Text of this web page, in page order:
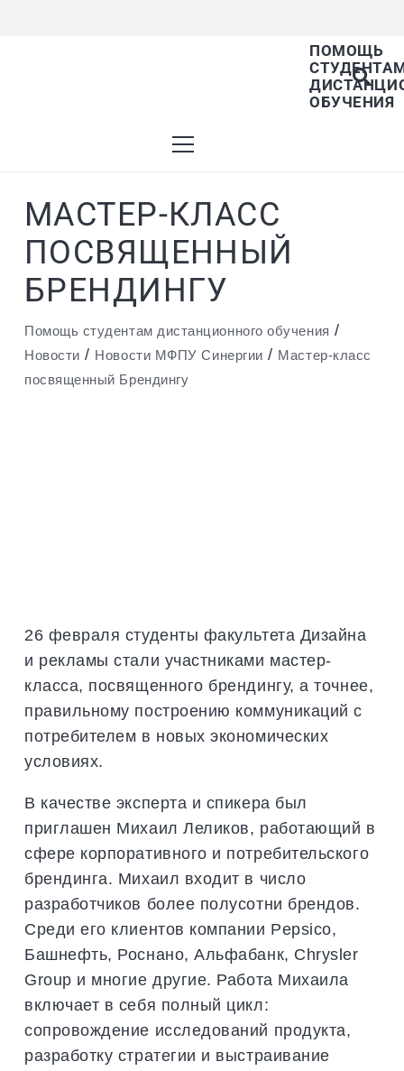
ПОМОЩЬ
ОБУЧЕНИЯ
списке найденных результатов используйте
вверх и вниз для выбора и Enter для
на нужную страницу. Если у вас
с тачскрином, используйте
МАСТЕР-КЛАСС
ПОСВЯЩЕННЫЙ
БРЕНДИНГУ
Помощь студентам дистанционного обучения /
Новости / Новости МФПУ Синергии / Мастер-класс
посвященный Брендингу
26 февраля студенты факультета Дизайна
и рекламы стали участниками мастер-
класса, посвященного брендингу, а точнее,
правильному построению коммуникаций с
потребителем в новых экономических
условиях.
В качестве эксперта и спикера был
приглашен Михаил Леликов, работающий в
сфере корпоративного и потребительского
брендинга. Михаил входит в число
разработчиков более полусотни брендов.
Среди его клиентов компании Pepsico,
Башнефть, Роснано, Альфабанк, Chrysler
Group и многие другие. Работа Михаила
включает в себя полный цикл:
сопровождение исследований продукта,
разработку стратегии и выстраивание